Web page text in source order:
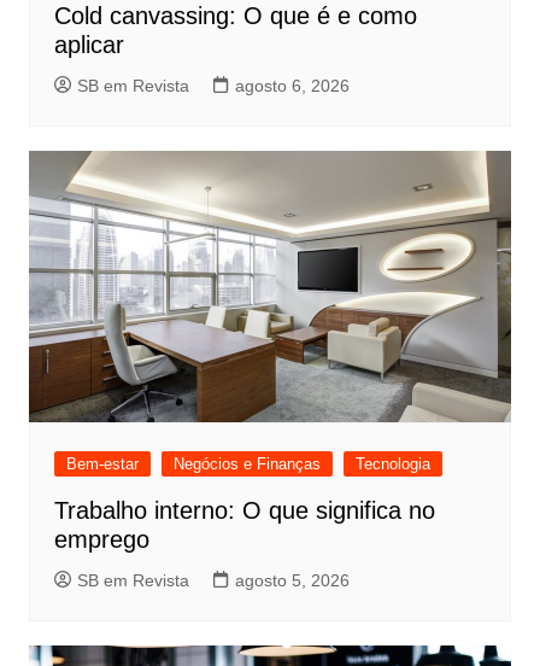
Cold canvassing: O que é e como
aplicar
SB em Revista agosto 6, 2026
Bem-estar Negócios e Finanças Tecnologia
Trabalho interno: O que significa no
emprego
SB em Revista agosto 5, 2026